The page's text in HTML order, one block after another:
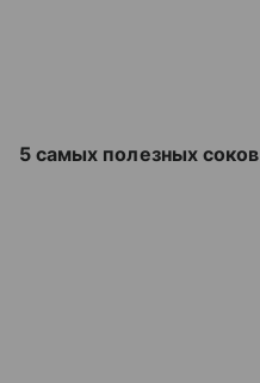
5 самых полезных соков